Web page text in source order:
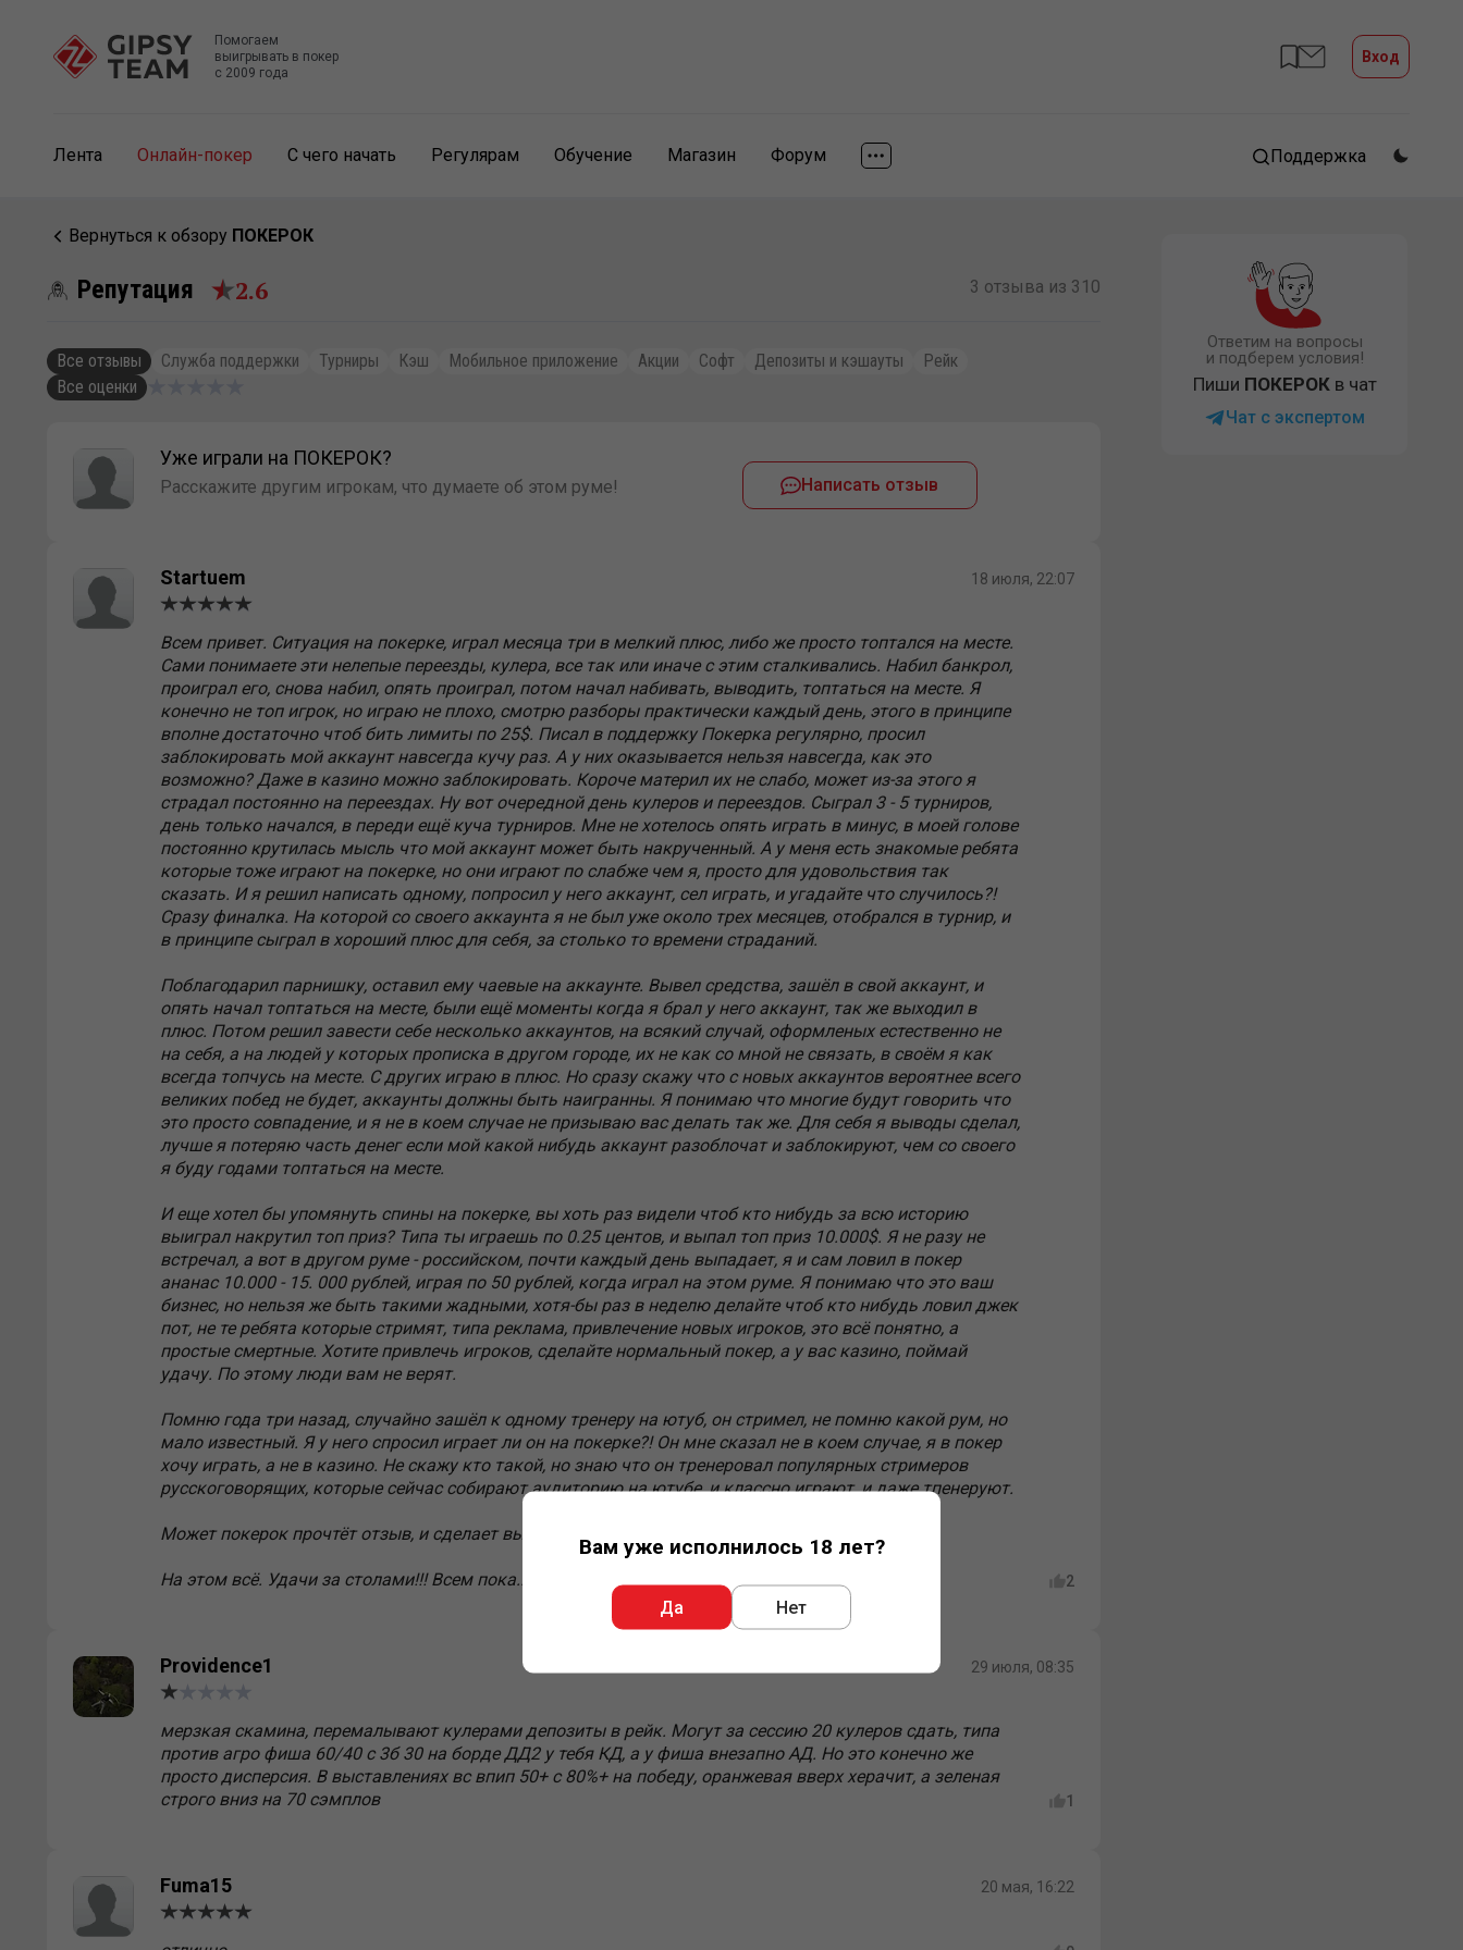
Помогаем
выигрывать в покер
с 2009 года
Вход
Вам уже исполнилось 18 лет?
Да Нет
Лента Онлайн-покер С чего начать Регулярам Обучение Магазин Форум Поддержка
Вернуться к обзору ПОКЕРОК
Репутация 2.6 3 отзыва из 310
Все отзывы Служба поддержки Турниры Кэш Мобильное приложение Акции Софт Депозиты и кэшауты
Рейк
Все оценки
Уже играли на ПОКЕРОК?
Расскажите другим игрокам, что думаете об этом руме! Написать отзыв
Startuem 18 июля, 22:07
Всем привет. Ситуация на покерке, играл месяца три в мелкий плюс, либо же просто топтался на месте.
Сами понимаете эти нелепые переезды, кулера, все так или иначе с этим сталкивались. Набил банкрол,
проиграл его, снова набил, опять проиграл, потом начал набивать, выводить, топтаться на месте. Я
конечно не топ игрок, но играю не плохо, смотрю разборы практически каждый день, этого в принципе
вполне достаточно чтоб бить лимиты по 25$. Писал в поддержку Покерка регулярно, просил
заблокировать мой аккаунт навсегда кучу раз. А у них оказывается нельзя навсегда, как это
возможно? Даже в казино можно заблокировать. Короче материл их не слабо, может из-за этого я
страдал постоянно на переездах. Ну вот очередной день кулеров и переездов. Сыграл 3 - 5 турниров,
день только начался, в переди ещё куча турниров. Мне не хотелось опять играть в минус, в моей голове
постоянно крутилась мысль что мой аккаунт может быть накрученный. А у меня есть знакомые ребята
которые тоже играют на покерке, но они играют по слабже чем я, просто для удовольствия так
сказать. И я решил написать одному, попросил у него аккаунт, сел играть, и угадайте что случилось?!
Сразу финалка. На которой со своего аккаунта я не был уже около трех месяцев, отобрался в турнир, и
в принципе сыграл в хороший плюс для себя, за столько то времени страданий.
Поблагодарил парнишку, оставил ему чаевые на аккаунте. Вывел средства, зашёл в свой аккаунт, и
опять начал топтаться на месте, были ещё моменты когда я брал у него аккаунт, так же выходил в
плюс. Потом решил завести себе несколько аккаунтов, на всякий случай, оформленых естественно не
на себя, а на людей у которых прописка в другом городе, их не как со мной не связать, в своём я как
всегда топчусь на месте. С других играю в плюс. Но сразу скажу что с новых аккаунтов вероятнее всего
великих побед не будет, аккаунты должны быть наигранны. Я понимаю что многие будут говорить что
это просто совпадение, и я не в коем случае не призываю вас делать так же. Для себя я выводы сделал,
лучше я потеряю часть денег если мой какой нибудь аккаунт разоблочат и заблокируют, чем со своего
я буду годами топтаться на месте.
И еще хотел бы упомянуть спины на покерке, вы хоть раз видели чтоб кто нибудь за всю историю
выиграл накрутил топ приз? Типа ты играешь по 0.25 центов, и выпал топ приз 10.000$. Я не разу не
встречал, а вот в другом руме - российском, почти каждый день выпадает, я и сам ловил в покер
ананас 10.000 - 15. 000 рублей, играя по 50 рублей, когда играл на этом руме. Я понимаю что это ваш
бизнес, но нельзя же быть такими жадными, хотя-бы раз в неделю делайте чтоб кто нибудь ловил джек
пот, не те ребята которые стримят, типа реклама, привлечение новых игроков, это всё понятно, а
простые смертные. Хотите привлечь игроков, сделайте нормальный покер, а у вас казино, поймай
удачу. По этому люди вам не верят.
Помню года три назад, случайно зашёл к одному тренеру на ютуб, он стримел, не помню какой рум, но
мало известный. Я у него спросил играет ли он на покерке?! Он мне сказал не в коем случае, я в покер
хочу играть, а не в казино. Не скажу кто такой, но знаю что он тренеровал популярных стримеров
русскоговорящих, которые сейчас собирают аудиторию на ютубе, и классно играют, и даже тпенеруют.
Может покерок прочтёт отзыв, и сделает вывод хотя бы по поводу спинов.
На этом всё. Удачи за столами!!! Всем пока... 2
Providence1 29 июля, 08:35
мерзкая скамина, перемалывают кулерами депозиты в рейк. Могут за сессию 20 кулеров сдать, типа
против агро фиша 60/40 с 3б 30 на борде ДД2 у тебя КД, а у фиша внезапно АД. Но это конечно же
просто дисперсия. В выставлениях вс впип 50+ с 80%+ на победу, оранжевая вверх херачит, а зеленая
строго вниз на 70 сэмплов
1
Fuma15 20 мая, 16:22
Ответим на вопросы
и подберем условия!
Пиши ПОКЕРОКв чат
Чат с экспертом